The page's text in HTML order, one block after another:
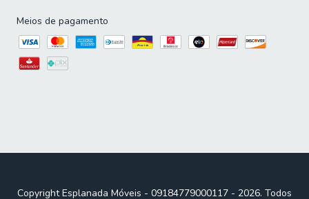
Meios de pagamento
Copyright Esplanada Móveis - 09184779000117 - 2026. Todos